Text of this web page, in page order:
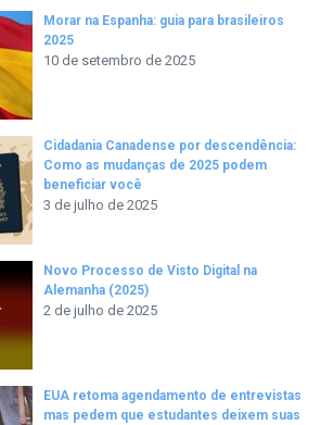
Morar na Espanha: guia para brasileiros
2025
10 de setembro de 2025
Cidadania Canadense por descendência:
Como as mudanças de 2025 podem
beneficiar você
3 de julho de 2025
Novo Processo de Visto Digital na
Alemanha (2025)
2 de julho de 2025
EUA retoma agendamento de entrevistas
mas pedem que estudantes deixem suas